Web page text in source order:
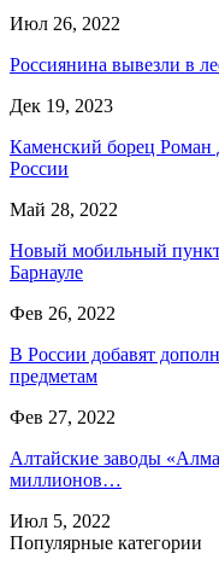
Июл 26, 2022
Россиянина вывезли в
Дек 19, 2023
Каменский борец Роман
России
Май 28, 2022
Новый мобильный
Барнауле
Фев 26, 2022
В России добавят
предметам
Фев 27, 2022
Алтайские заводы
миллионов…
Июл 5, 2022
Популярные категории